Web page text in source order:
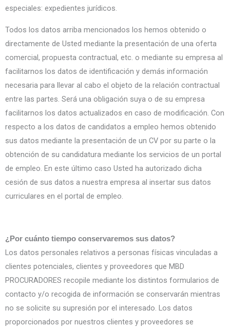
especiales: expedientes jurídicos.
Todos los datos arriba mencionados los hemos obtenido o
directamente de Usted mediante la presentación de una oferta
comercial, propuesta contractual, etc. o mediante su empresa al
facilitarnos los datos de identificación y demás información
necesaria para llevar al cabo el objeto de la relación contractual
entre las partes. Será una obligación suya o de su empresa
facilitarnos los datos actualizados en caso de modificación. Con
respecto a los datos de candidatos a empleo hemos obtenido
sus datos mediante la presentación de un CV por su parte o la
obtención de su candidatura mediante los servicios de un portal
de empleo. En este último caso Usted ha autorizado dicha
cesión de sus datos a nuestra empresa al insertar sus datos
curriculares en el portal de empleo.
¿Por cuánto tiempo conservaremos sus datos?
Los datos personales relativos a personas físicas vinculadas a
clientes potenciales, clientes y proveedores que MBD
PROCURADORES recopile mediante los distintos formularios de
contacto y/o recogida de información se conservarán mientras
no se solicite su supresión por el interesado. Los datos
proporcionados por nuestros clientes y proveedores se